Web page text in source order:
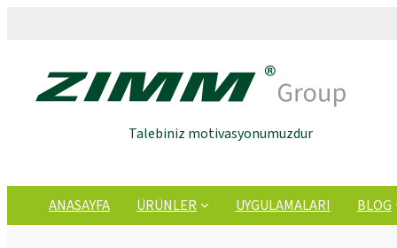
Talebiniz motivasyonumuzdur
ANASAYFA ÜRÜNLER UYGULAMALARI BLOG